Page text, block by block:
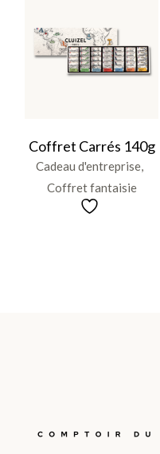
Coffret Carrés 140g
Cadeau d'entreprise
Coffret fantaisie